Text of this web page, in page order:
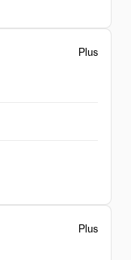
Plus
Plus